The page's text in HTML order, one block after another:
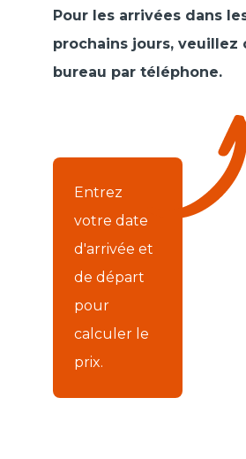
Pour les arrivées dans
prochains jours, veuillez
bureau par téléphone.
Entrez
votre date
d'arrivée et
de départ
pour
calculer le
prix.